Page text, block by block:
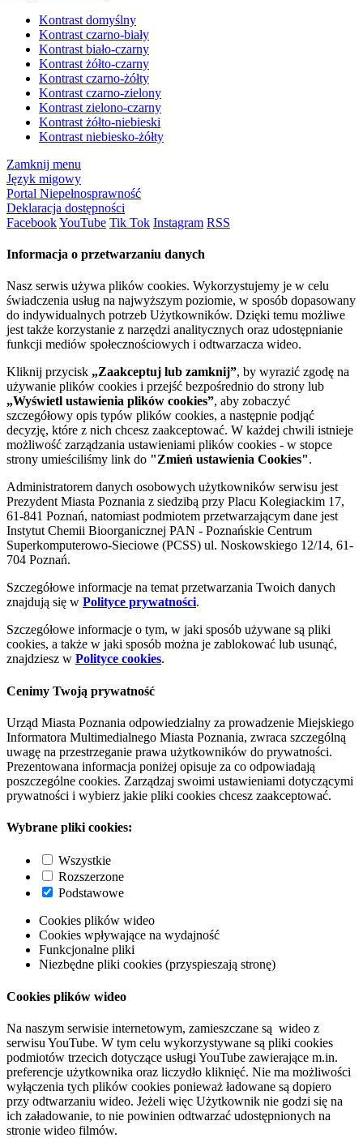
Kontrast domyślny
Kontrast czarno-biały
Kontrast biało-czarny
Kontrast żółto-czarny
Kontrast czarno-żółty
Kontrast czarno-zielony
Kontrast zielono-czarny
Kontrast żółto-niebieski
Kontrast niebiesko-żółty
Zamknij menu
Język migowy
Portal Niepełnosprawność
Deklaracja dostępności
FacebookYouTube Tik Tok Instagram RSS
Informacja o przetwarzaniu danych
Nasz serwis używa plików cookies. Wykorzystujemy je w celu
świadczenia usług na najwyższym poziomie, w sposób dopasowany
do indywidualnych potrzeb Użytkowników. Dzięki temu możliwe
jest także korzystanie z narzędzi analitycznych oraz udostępnianie
funkcji mediów społecznościowych i odtwarzacza wideo.
Kliknij przycisk „Zaakceptuj lub zamknij”, by wyrazić zgodę na
używanie plików cookies i przejść bezpośrednio do strony lub
„Wyświetl ustawienia plików cookies”, aby zobaczyć
szczegółowy opis typów plików cookies, a następnie podjąć
decyzję, które z nich chcesz zaakceptować. W każdej chwili istnieje
możliwość zarządzania ustawieniami plików cookies - w stopce
strony umieściliśmy link do "Zmień ustawienia Cookies".
Administratorem danych osobowych użytkowników serwisu jest
Prezydent Miasta Poznania z siedzibą przy Placu Kolegiackim 17,
61-841 Poznań, natomiast podmiotem przetwarzającym dane jest
Instytut Chemii Bioorganicznej PAN - Poznańskie Centrum
Superkomputerowo-Sieciowe (PCSS) ul. Noskowskiego 12/14, 61-
704 Poznań.
Szczegółowe informacje na temat przetwarzania Twoich danych
znajdują się w Polityce prywatności.
Szczegółowe informacje o tym, w jaki sposób używane są pliki
cookies, a także w jaki sposób można je zablokować lub usunąć,
znajdziesz w Polityce cookies.
Cenimy Twoją prywatność
Urząd Miasta Poznania odpowiedzialny za prowadzenie Miejskiego
Informatora Multimedialnego Miasta Poznania, zwraca szczególną
uwagę na przestrzeganie prawa użytkowników do prywatności.
Prezentowana informacja poniżej opisuje za co odpowiadają
poszczególne cookies. Zarządzaj swoimi ustawieniami dotyczącymi
prywatności i wybierz jakie pliki cookies chcesz zaakceptować.
Wybrane pliki cookies:
Wszystkie
Rozszerzone
Podstawowe
Cookies plików wideo
Cookies wpływające na wydajność
Funkcjonalne pliki
Niezbędne pliki cookies (przyspieszają stronę)
Cookies plików wideo
Na naszym serwisie internetowym, zamieszczane są wideo z
serwisu YouTube. W tym celu wykorzystywane są pliki cookies
podmiotów trzecich dotyczące usługi YouTube zawierające m.in.
preferencje użytkownika oraz liczydło kliknięć. Nie ma możliwości
wyłączenia tych plików cookies ponieważ ładowane są dopiero
przy odtwarzaniu wideo. Jeżeli więc Użytkownik nie godzi się na
ich załadowanie, to nie powinien odtwarzać udostępnionych na
stronie wideo filmów.